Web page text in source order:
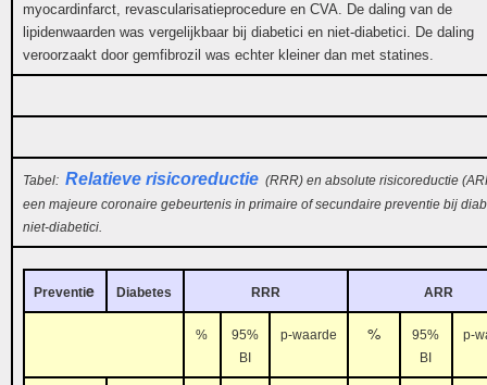
myocardinfarct, revascularisatieprocedure en CVA. De daling van de
lipidenwaarden was vergelijkbaar bij diabetici en niet-diabetici. De daling
veroorzaakt door gemfibrozil was echter kleiner dan met statines.
Tabel: Relatieve risicoreductie (RRR) en absolute risicoreductie
een majeure coronaire gebeurtenis in primaire of secundaire preventie bij
niet-diabetici.
Preventie Diabetes RRR ARR
%
95%
BI
p-waarde %
95%
BI
p-